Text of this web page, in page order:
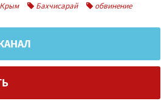
Крым Бахчисарай обвинение